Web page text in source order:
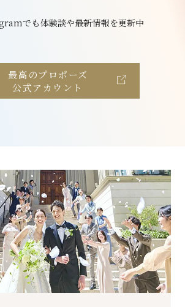
でも体験談や最新情報を更新中
最高のプロポーズ
公式アカウント